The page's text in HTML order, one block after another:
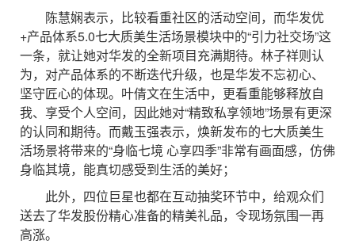
陈慧娴表示，比较看重社区的活动空间，而华发优
+产品体系5.0七大质美生活场景模块中的“引力社交场”这
一条，就让她对华发的全新项目充满期待。林子祥则认
为，对产品体系的不断迭代升级，也是华发不忘初心、
坚守匠心的体现。叶倩文在生活中，更看重能够释放自
我、享受个人空间，因此她对“精致私享领地”场景有更深
的认同和期待。而戴玉强表示，焕新发布的七大质美生
活场景将带来的“身临七境 心享四季”非常有画面感，仿佛
身临其境，能真切感受到生活的美好；
此外，四位巨星也都在互动抽奖环节中，给观众们
送去了华发股份精心准备的精美礼品，令现场氛围一再
高涨。